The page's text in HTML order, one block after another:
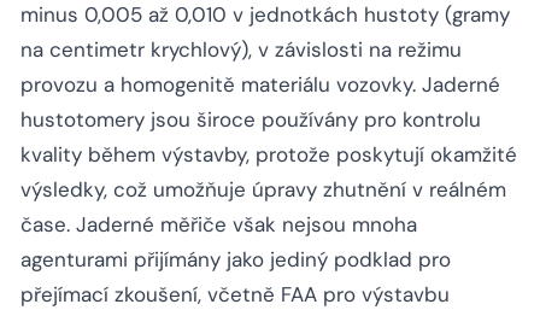
minus 0,005 až 0,010 v jednotkách hustoty (gramy
na centimetr krychlový), v závislosti na režimu
provozu a homogenitě materiálu vozovky. Jaderné
hustotomery jsou široce používány pro kontrolu
kvality během výstavby, protože poskytují okamžité
výsledky, což umožňuje úpravy zhutnění v reálném
čase. Jaderné měřiče však nejsou mnoha
agenturami přijímány jako jediný podklad pro
přejímací zkoušení, včetně FAA pro výstavbu